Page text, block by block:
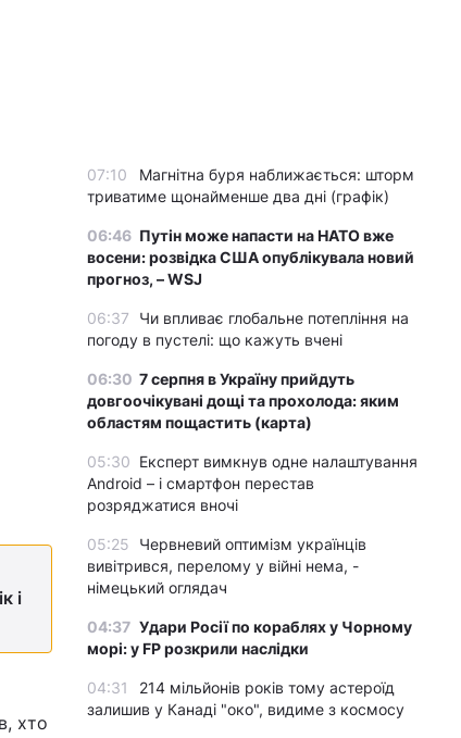
і
хто
07:10
Магнітна буря наближається: шторм
триватиме щонайменше два дні (графік)
06:46 Путін може напасти на НАТО вже
восени: розвідка США опублікувала новий
прогноз, – WSJ
06:37
Чи впливає глобальне потепління на
погоду в пустелі: що кажуть вчені
06:30 7 серпня в Україну прийдуть
довгоочікувані дощі та прохолода: яким
областям пощастить (карта)
05:30 Експерт вимкнув одне налаштування
Android – і смартфон перестав
розряджатися вночі
05:25
Червневий оптимізм українців
вивітрився, перелому у війні нема, -
німецький оглядач
04:37 Удари Росії по кораблях у Чорному
морі: у FP розкрили наслідки
04:31
214 мільйонів років тому астероїд
залишив у Канаді "око", видиме з космосу